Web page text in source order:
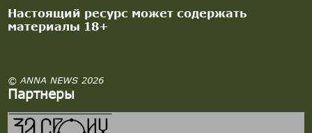
Настоящий ресурс может содержать
материалы 18+
© ANNA NEWS 2026
Партнеры